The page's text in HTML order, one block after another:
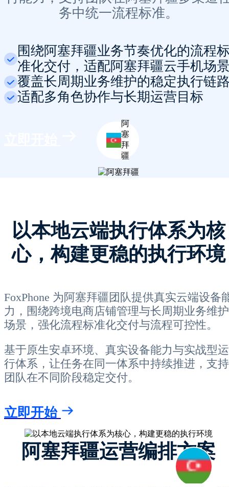
务中统一流程标准。
围绕阿塞拜疆业务节奏优化的流程
准化交付，适配阿塞拜疆云手机场
覆盖长周期业务维护的稳定执行链
适配多角色协作与长期运营目标
阿
塞
拜
疆
以本地云端执行体系为核
心，构建更稳的执行环境
FoxPhone 为阿塞拜疆团队提供真实云端设备
力，围绕跨境电商店铺管理与长周期业务维护
场景，强化流程标准化交付与流程可控性。
基于原生安卓环境、真实设备能力与实战型运
行体系，让任务在同一体系中持续推进，支持
团队在不同阶段稳定交付。
立即开始
阿塞拜疆运营编排方案